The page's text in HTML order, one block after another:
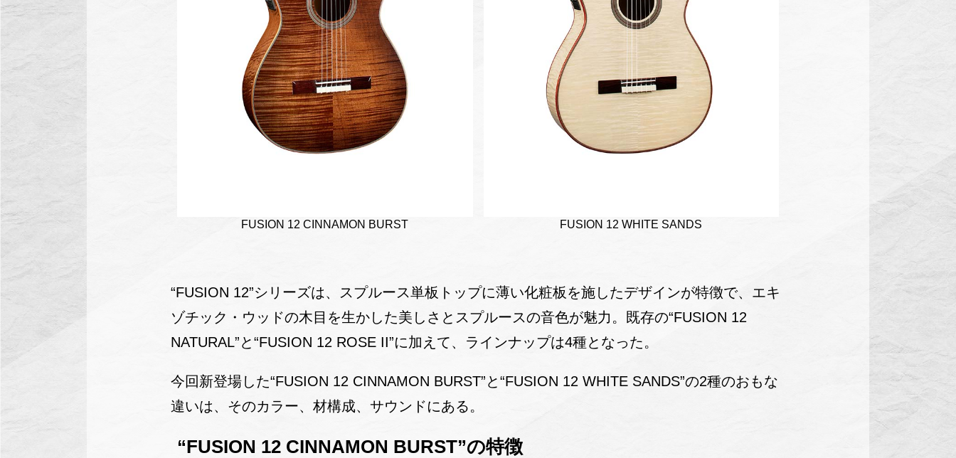
FUSION 12 CINNAMON BURST FUSION 12 WHITE SANDS
“FUSION 12”シリーズは、スプルース単板トップに薄い化粧板を施したデザインが特徴で、エキ
ゾチック・ウッドの木目を生かした美しさとスプルースの音色が魅力。既存の“FUSION 12
NATURAL”と“FUSION 12 ROSE II”に加えて、ラインナップは4種となった。
今回新登場した“FUSION 12 CINNAMON BURST”と“FUSION 12 WHITE SANDS”の2種のおもな
違いは、そのカラー、材構成、サウンドにある。
“FUSION 12 CINNAMON BURST”の特徴